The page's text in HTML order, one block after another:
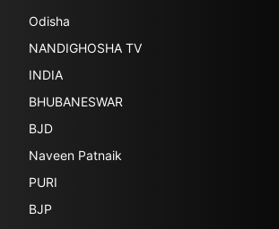
Odisha
NANDIGHOSHA TV
INDIA
BHUBANESWAR
BJD
Naveen Patnaik
PURI
BJP